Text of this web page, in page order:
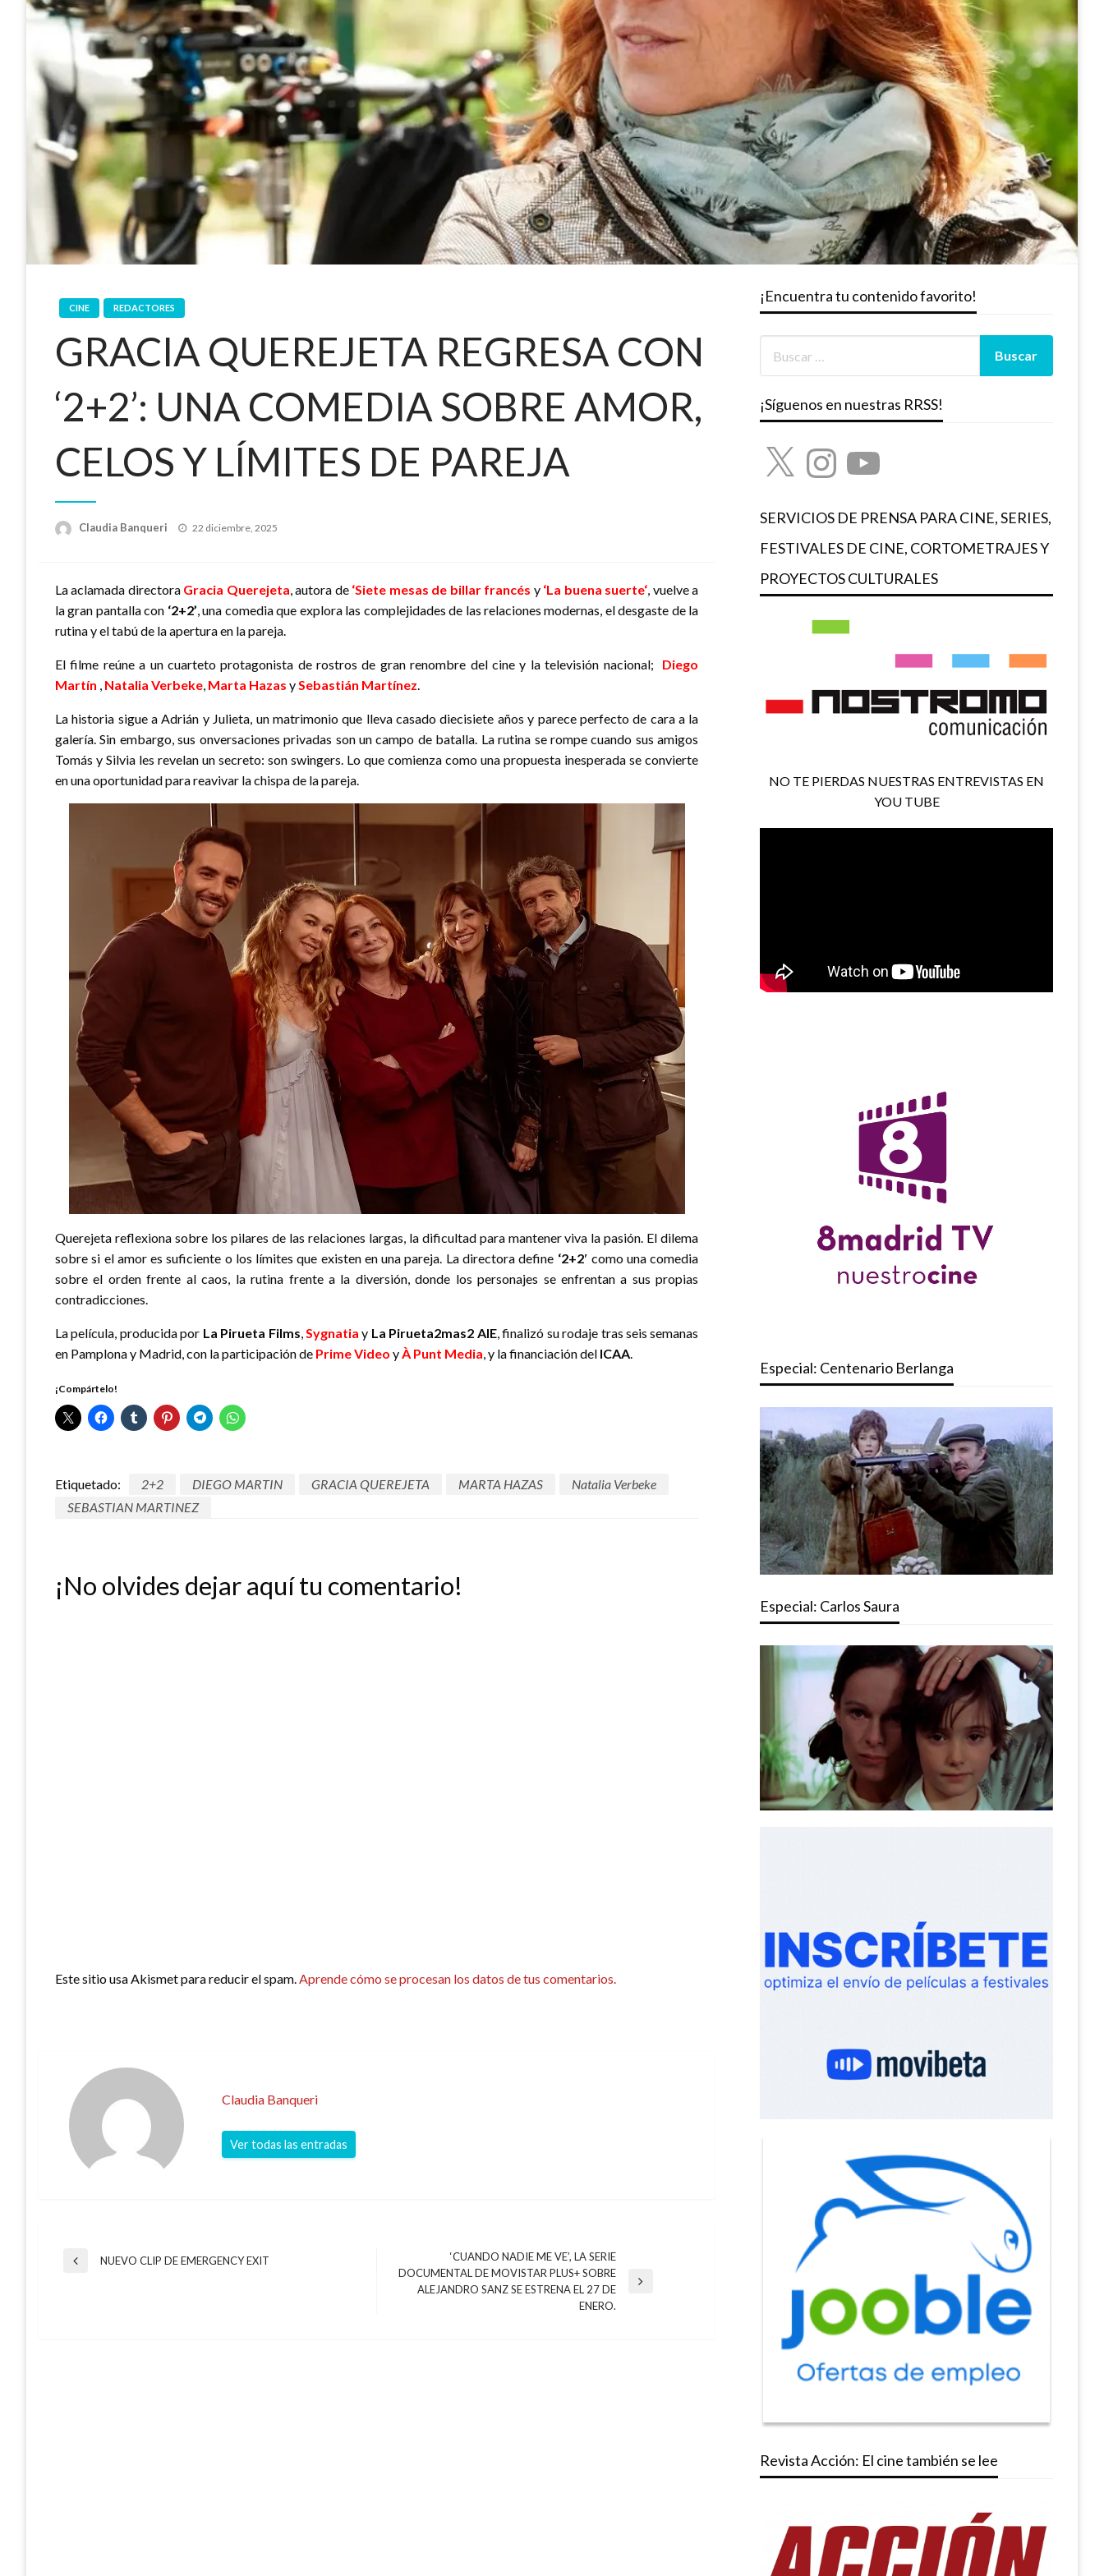
CINE REDACTORES
GRACIA QUEREJETA REGRESA CON
‘2+2’: UNA COMEDIA SOBRE AMOR,
CELOS Y LÍMITES DE PAREJA
Claudia Banqueri
Publicado
22 diciembre, 2025
La aclamada directora Gracia Querejeta, autora de‘Siete mesas de billar francés y ‘La buena suerte‘, vuelve a
la gran pantalla con ‘2+2’, una comedia que explora las complejidades de las relaciones modernas, el desgaste de la
rutina y el tabú de la apertura en la pareja.
El filme reúne a un cuarteto protagonista de rostros de gran renombre del cine y la televisión nacional; Diego
Martín , Natalia Verbeke, Marta Hazas ySebastián Martínez.
La historia sigue a Adrián y Julieta, un matrimonio que lleva casado diecisiete años y parece perfecto de cara a la
galería. Sin embargo, sus onversaciones privadas son un campo de batalla. La rutina se rompe cuando sus amigos
Tomás y Silvia les revelan un secreto: son swingers. Lo que comienza como una propuesta inesperada se convierte
en una oportunidad para reavivar la chispa de la pareja.
Querejeta reflexiona sobre los pilares de las relaciones largas, la dificultad para mantener viva la pasión. El dilema
sobre si el amor es suficiente o los límites que existen en una pareja. La directora define ‘2+2′ como una comedia
sobre el orden frente al caos, la rutina frente a la diversión, donde los personajes se enfrentan a sus propias
contradicciones.
La película, producida por La Pirueta Films,Sygnatia y La Pirueta2mas2 AIE, finalizó su rodaje tras seis semanas
en Pamplona y Madrid, con la participación de Prime Video yÀ Punt Media, y la financiación del ICAA.
¡Compártelo!
Etiquetado: 2+2 DIEGO MARTIN GRACIA QUEREJETA MARTA HAZAS
Natalia Verbeke
SEBASTIAN MARTINEZ
¡No olvides dejar aquí tu comentario!
Este sitio usa Akismet para reducir el spam.Aprende cómo se procesan los datos de tus comentarios.
Claudia Banqueri
Ver todas las entradas
Navegación
Entrada
NUEVO CLIP DE EMERGENCY EXIT
Entrada
‘CUANDO NADIE ME VE’, LA SERIE
DOCUMENTAL DE MOVISTAR PLUS+ SOBRE
ALEJANDRO SANZ SE ESTRENA EL 27 DE
ENERO.
¡Encuentra tu contenido favorito!
¡Síguenos en nuestras RRSS!
X InstagramYouTube
SERVICIOS DE PRENSA PARA CINE, SERIES,
FESTIVALES DE CINE, CORTOMETRAJES Y
PROYECTOS CULTURALES
NO TE PIERDAS NUESTRAS ENTREVISTAS EN
YOU TUBE
Especial: Centenario Berlanga
Especial: Carlos Saura
Revista Acción: El cine también se lee